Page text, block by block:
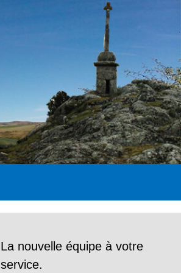
La nouvelle équipe à votre
service.